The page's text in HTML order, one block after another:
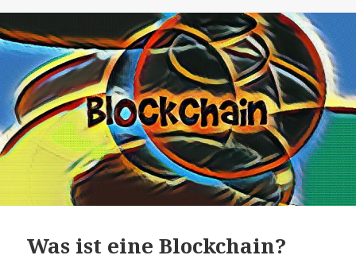
Was ist eine Blockchain?